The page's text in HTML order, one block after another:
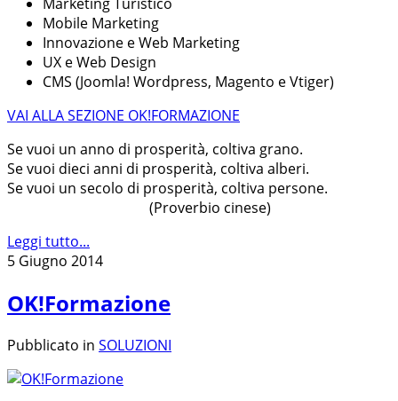
Mobile Marketing
Innovazione e Web Marketing
UX e Web Design
CMS (Joomla! Wordpress, Magento e Vtiger)
VAI ALLA SEZIONE OK!FORMAZIONE
Se vuoi un anno di prosperità, coltiva grano.
Se vuoi dieci anni di prosperità, coltiva alberi.
Se vuoi un secolo di prosperità, coltiva persone.
(Proverbio cinese)
Leggi tutto...
5 Giugno 2014
OK!Formazione
Pubblicato in SOLUZIONI